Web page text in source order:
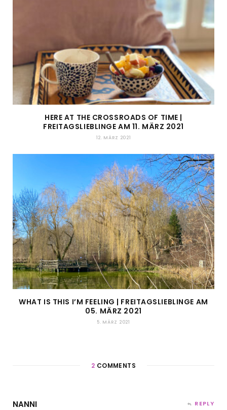
HERE AT THE CROSSROADS OF TIME |
FREITAGSLIEBLINGE AM 11. MÄRZ 2021
12. MÄRZ 2021
WHAT IS THIS I’M FEELING | FREITAGSLIEBLINGE AM
05. MÄRZ 2021
5. MÄRZ 2021
2 COMMENTS
NANNI REPLY